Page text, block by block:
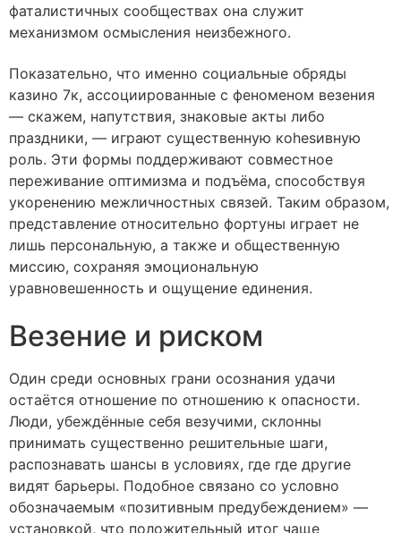
фаталистичных сообществах она служит
механизмом осмысления неизбежного.
Показательно, что именно социальные обряды
казино 7к, ассоциированные с феноменом везения
— скажем, напутствия, знаковые акты либо
праздники, — играют существенную коhesивную
роль. Эти формы поддерживают совместное
переживание оптимизма и подъёма, способствуя
укоренению межличностных связей. Таким образом,
представление относительно фортуны играет не
лишь персональную, а также и общественную
миссию, сохраняя эмоциональную
уравновешенность и ощущение единения.
Везение и риском
Один среди основных грани осознания удачи
остаётся отношение по отношению к опасности.
Люди, убеждённые себя везучими, склонны
принимать существенно решительные шаги,
распознавать шансы в условиях, где где другие
видят барьеры. Подобное связано со условно
обозначаемым «позитивным предубеждением» —
установкой, что положительный итог чаще